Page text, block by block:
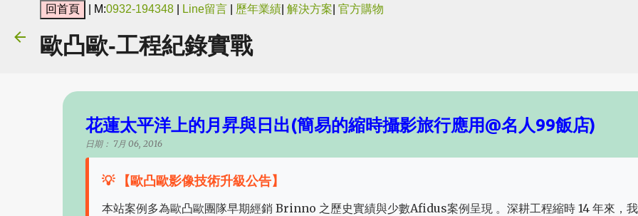
| M:0932-194348 Line留言 歷年業績 解決方案 官方購物
歐凸歐-工程紀錄實戰
花蓮太平洋上的月昇與日出(簡易的縮時攝影旅行應用@名人99飯店)
日期： 7月 06, 2016
💡 【歐凸歐影像技術升級公告】
本站案例多為歐凸歐團隊早期經銷 Brinno 之歷史實績與少數Afidus案例呈現 。深耕工程縮時 14 年來，